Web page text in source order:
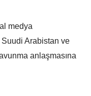
medya
Arabistan ve
anlaşmasına